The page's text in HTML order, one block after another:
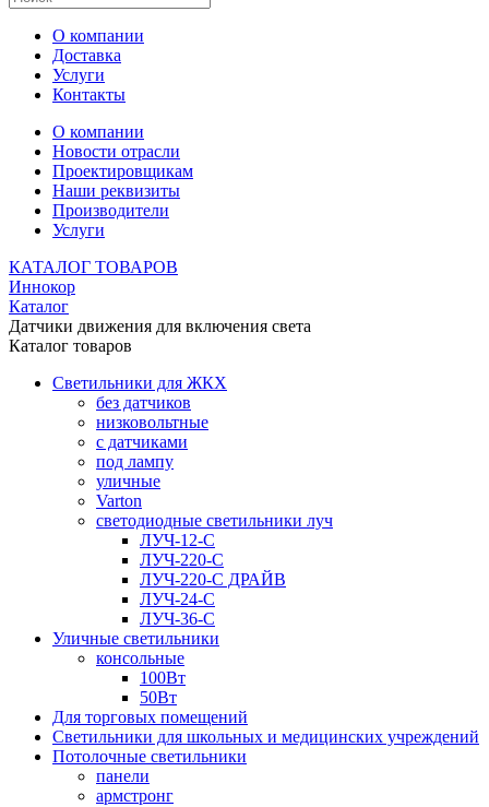
О компании
Доставка
Услуги
Контакты
О компании
Новости отрасли
Проектировщикам
Наши реквизиты
Производители
Услуги
КАТАЛОГ ТОВАРОВ
Иннокор
Каталог
Датчики движения для включения света
Каталог товаров
Светильники для ЖКХ
без датчиков
низковольтные
с датчиками
под лампу
уличные
Varton
светодиодные светильники луч
ЛУЧ-12-С
ЛУЧ-220-С
ЛУЧ-220-С ДРАЙВ
ЛУЧ-24-С
ЛУЧ-36-С
Уличные светильники
консольные
100Вт
50Вт
Для торговых помещений
Светильники для школьных и медицинских учреждений
Потолочные светильники
панели
армстронг